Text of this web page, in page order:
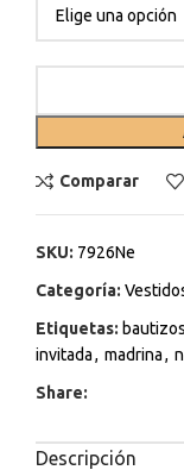
Comparar
SKU: 7926Ne
Categoría:
Etiquetas: bautizos
invitada, madrina,
Share:
Descripción